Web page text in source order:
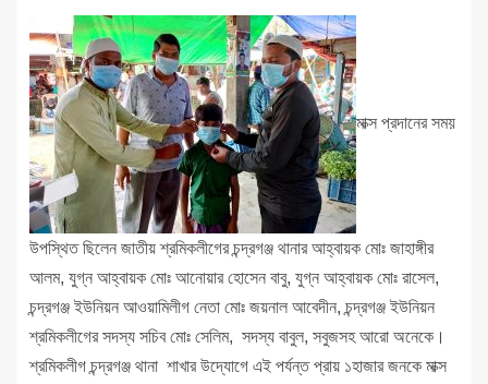
মাক্স প্রদানের সময়
উপস্থিত ছিলেন জাতীয় শ্রমিকলীগের চন্দ্রগঞ্জ থানার আহ্বায়ক মোঃ জাহাঙ্গীর
আলম, যুগ্ন আহ্বায়ক মোঃ আনোয়ার হোসেন বাবু, যুগ্ন আহ্বায়ক মোঃ রাসেল,
চন্দ্রগঞ্জ ইউনিয়ন আওয়ামিলীগ নেতা মোঃ জয়নাল আবেদীন, চন্দ্রগঞ্জ ইউনিয়ন
শ্রমিকলীগের সদস্য সচিব মোঃ সেলিম, সদস্য বাবুল, সবুজসহ আরো অনেকে।
শ্রমিকলীগ চন্দ্রগঞ্জ থানা শাখার উদ্যোগে এই পর্যন্ত প্রায় ১হাজার জনকে মাক্স